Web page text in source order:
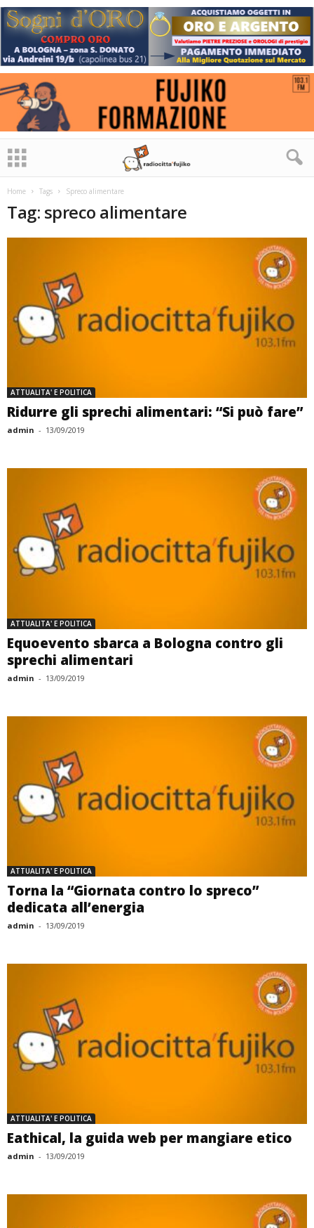
Home Tags Spreco alimentare
Tag: spreco alimentare
ATTUALITA' E POLITICA
Ridurre gli sprechi alimentari: “Si può fare”
admin - 13/09/2019
ATTUALITA' E POLITICA
Equoevento sbarca a Bologna contro gli
sprechi alimentari
admin - 13/09/2019
ATTUALITA' E POLITICA
Torna la “Giornata contro lo spreco”
dedicata all’energia
admin - 13/09/2019
ATTUALITA' E POLITICA
Eathical, la guida web per mangiare etico
admin - 13/09/2019